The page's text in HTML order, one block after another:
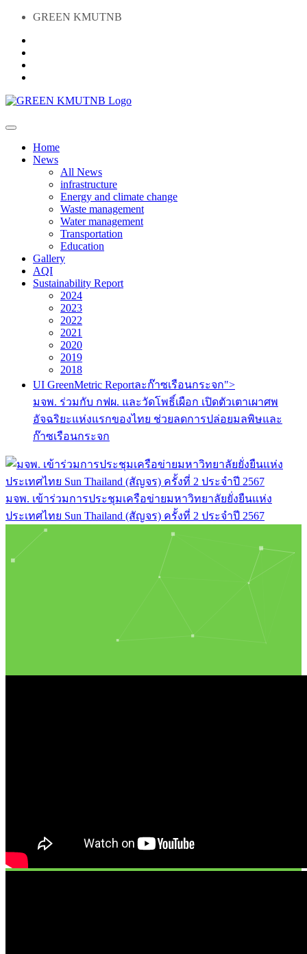
GREEN KMUTNB
Home
News
All News
infrastructure
Energy and climate change
Waste management
Water management
Transportation
Education
Gallery
AQI
Sustainability Report
2024
2023
2022
2021
2020
2019
2018
UI GreenMetric Reportละก๊าซเรือนกระจก">
มจพ. ร่วมกับ กฟผ. และวัดโพธิ์เผือก เปิดตัวเตาเผาศพ
อัจฉริยะแห่งแรกของไทย ช่วยลดการปล่อยมลพิษและ
ก๊าซเรือนกระจก
มจพ. เข้าร่วมการประชุมเครือข่ายมหาวิทยาลัยยั่งยืนแห่ง
ประเทศไทย Sun Thailand (สัญจร) ครั้งที่ 2 ประจำปี 2567